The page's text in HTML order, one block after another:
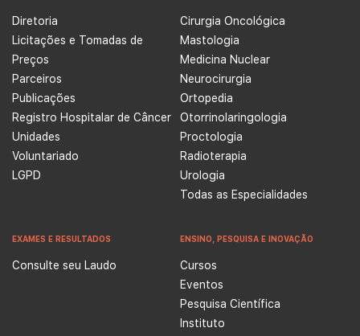
Diretoria
Licitações e Tomadas de
Preços
Parceiros
Publicações
Registro Hospitalar de Câncer
Unidades
Voluntariado
LGPD
Cirurgia Oncológica
Mastologia
Medicina Nuclear
Neurocirurgia
Ortopedia
Otorrinolaringologia
Proctologia
Radioterapia
Urologia
Todas as Especialidades
EXAMES E RESULTADOS
Consulte seu Laudo
ENSINO, PESQUISA E INOVAÇÃO
Cursos
Eventos
Pesquisa Científica
Instituto